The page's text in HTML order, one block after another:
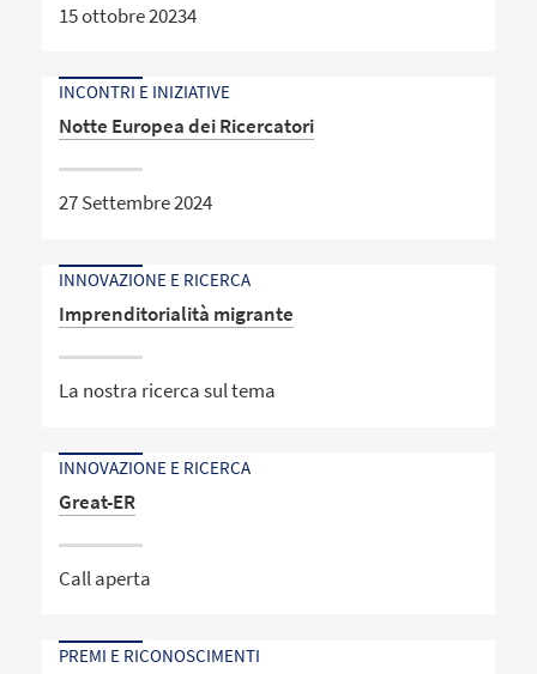
15 ottobre 20234
INCONTRI E INIZIATIVE
Notte Europea dei Ricercatori
27 Settembre 2024
INNOVAZIONE E RICERCA
Imprenditorialità migrante
La nostra ricerca sul tema
INNOVAZIONE E RICERCA
Great-ER
Call aperta
PREMI E RICONOSCIMENTI